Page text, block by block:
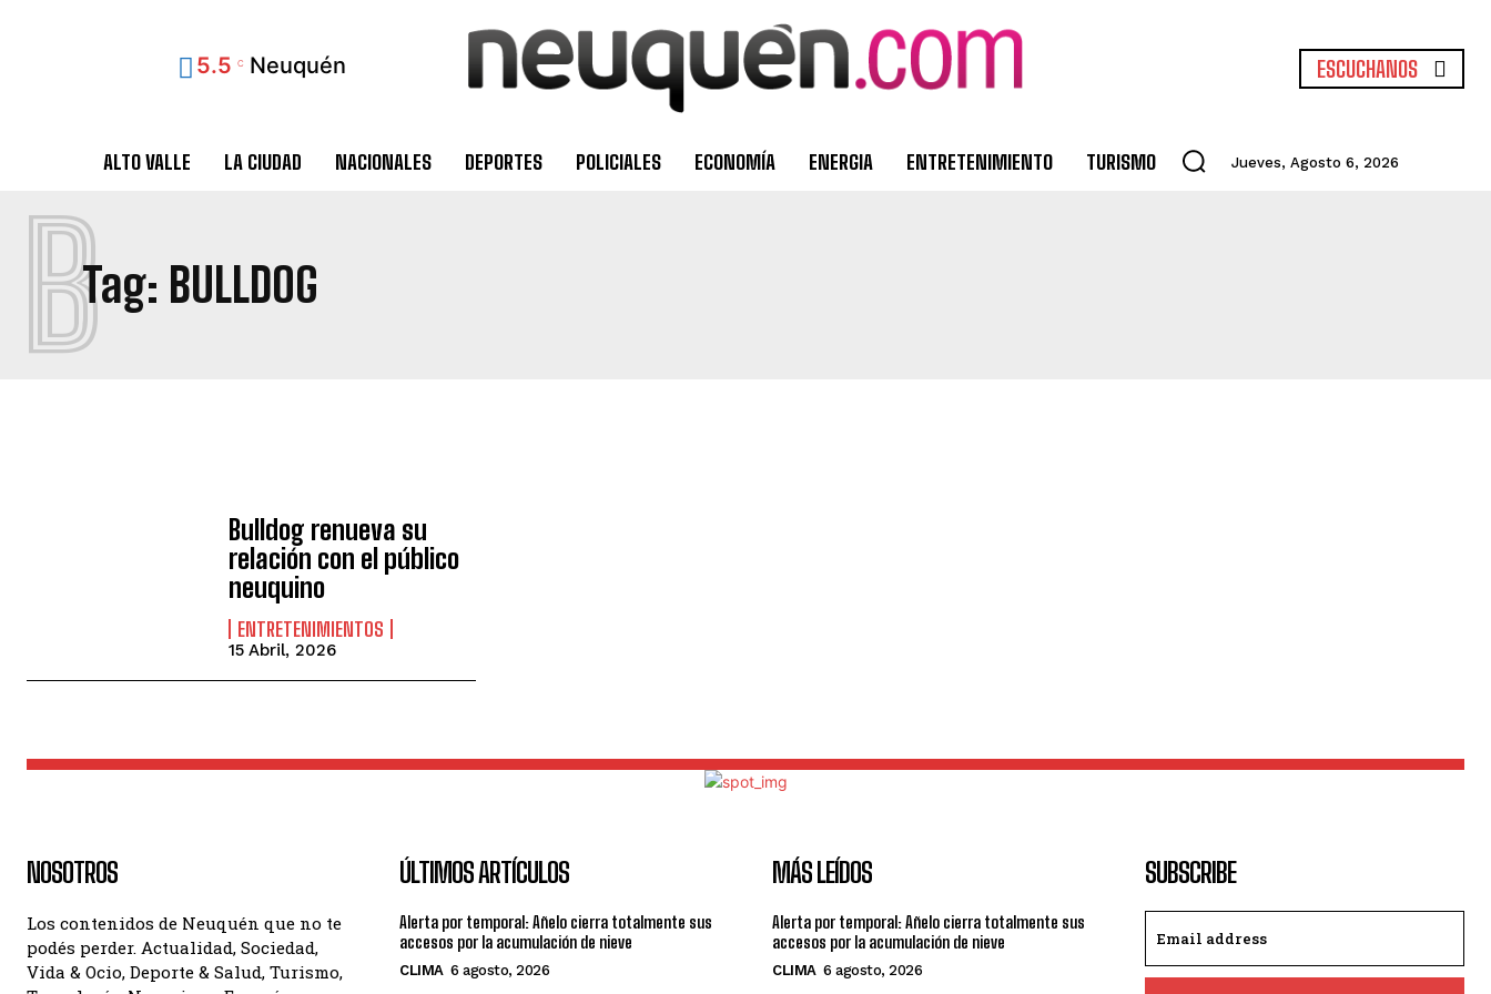
5.5 C Neuquén ESCUCHANOS
ALTO VALLE LA CIUDAD NACIONALES DEPORTES POLICIALES ECONOMÍA ENERGIA ENTRETENIMIENTO TURISMO Jueves, Agosto 6, 2026
Tag: BULLDOG
B
Bulldog renueva su
relación con el público
neuquino
ENTRETENIMIENTOS
15 Abril, 2026
NOSOTROS
Los contenidos de Neuquén que no te
podés perder. Actualidad, Sociedad,
Vida & Ocio, Deporte & Salud, Turismo,
ÚLTIMOS ARTÍCULOS
Alerta por temporal: Añelo cierra totalmente sus
accesos por la acumulación de nieve
CLIMA 6 agosto, 2026
MÁS LEÍDOS
Alerta por temporal: Añelo cierra totalmente sus
accesos por la acumulación de nieve
CLIMA 6 agosto, 2026
SUBSCRIBE